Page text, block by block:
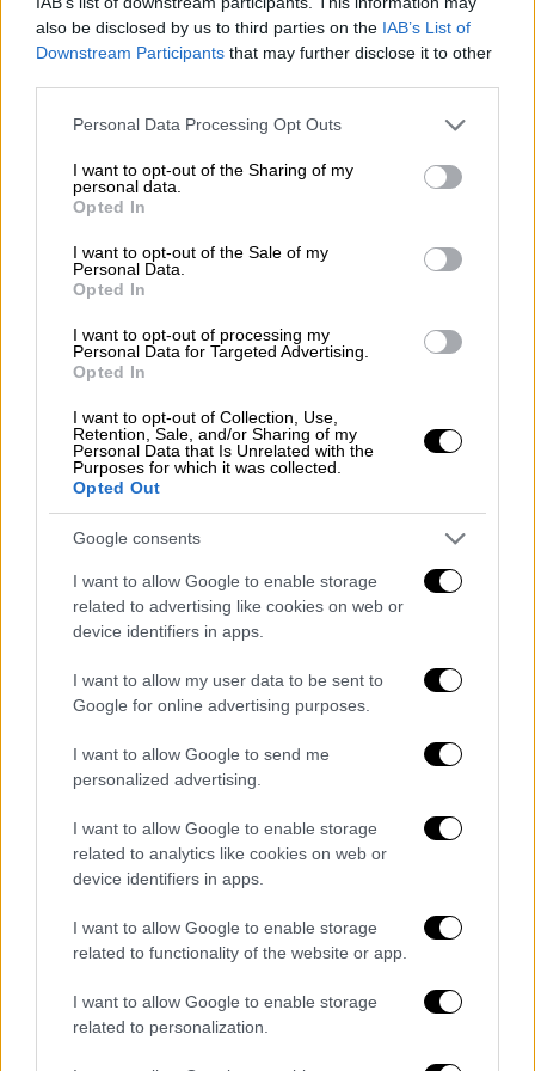
also be disclosed by us to third parties on the IAB’s List of
Downstream Participants that may further disclose it to other
Please note that this website/app uses one or more Google
not limited to your visit or usage behaviour. You may click to
grant or deny consent to Google and its third-party tags to
use your data for below specified purposes in below Google
consent section.
Personal Data Processing Opt Outs
I want to opt-out of the Sharing of my
personal data.
Opted In
I want to opt-out of the Sale of my
Personal Data.
Opted In
I want to opt-out of processing my
Personal Data for Targeted Advertising.
Opted In
I want to opt-out of Collection, Use,
Retention, Sale, and/or Sharing of my
Personal Data that Is Unrelated with the
Purposes for which it was collected.
Opted Out
Google consents
I want to allow Google to enable storage
related to advertising like cookies on web or
device identifiers in apps.
I want to allow my user data to be sent to
Google for online advertising purposes.
I want to allow Google to send me
personalized advertising.
I want to allow Google to enable storage
related to analytics like cookies on web or
device identifiers in apps.
I want to allow Google to enable storage
related to functionality of the website or app.
I want to allow Google to enable storage
related to personalization.
Κόσμος 09.06.2019 21:18
«νίκησε» τον Αϊνστάιν μιλά στο «Έθνος»
«Το πιο σηµαντικό είναι ότι µε βοήθησε
στην αυτοπεποίθησή µου», λέει στο «Έθνος
της Κυριακής» η 11χρονη ιδιοφυΐα από το
Ιράν για το τεστ IQ της Mensa, που έδειξε
ότι έχει δείκτη νοημοσύνης 162
ΑΛΛΑ #TAGS
ειδήσεις τώρα
έρευνα
βενζίνη
κάνναβη
θάλασσα
έφηβοι
POPULAR VIDEOS